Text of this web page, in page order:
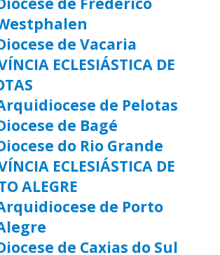
de Vacaria
ECLESIÁSTICA DE
de Pelotas
de Bagé
do Rio Grande
ECLESIÁSTICA DE
ALEGRE
de Porto
de Caxias do Sul